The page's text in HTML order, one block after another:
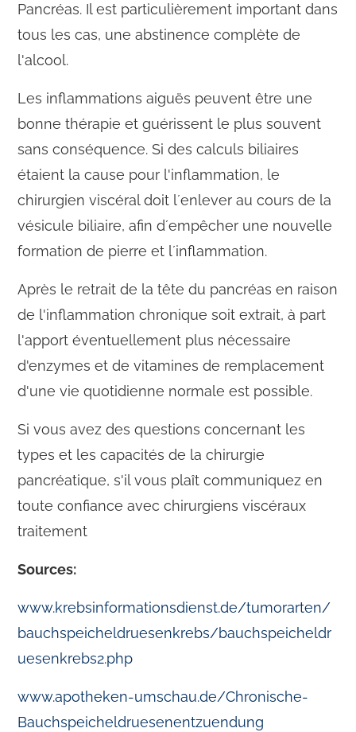
Pancréas. Il est particulièrement important dans
tous les cas, une abstinence complète de
l'alcool.
Les inflammations aiguës peuvent être une
bonne thérapie et guérissent le plus souvent
sans conséquence. Si des calculs biliaires
étaient la cause pour l'inflammation, le
chirurgien viscéral doit l´enlever au cours de la
vésicule biliaire, afin d´empêcher une nouvelle
formation de pierre et l´inflammation.
Après le retrait de la tête du pancréas en raison
de l'inflammation chronique soit extrait, à part
l'apport éventuellement plus nécessaire
d'enzymes et de vitamines de remplacement
d'une vie quotidienne normale est possible.
Si vous avez des questions concernant les
types et les capacités de la chirurgie
pancréatique, s'il vous plaît communiquez en
toute confiance avec chirurgiens viscéraux
traitement
Sources:
www.krebsinformationsdienst.de/tumorarten/
bauchspeicheldruesenkrebs/bauchspeicheldr
uesenkrebs2.php
www.apotheken-umschau.de/Chronische-
Bauchspeicheldruesenentzuendung